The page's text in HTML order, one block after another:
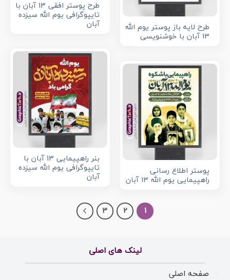
طرح لایه باز پوستر یوم الله
13 آبان با خوشنویسی
طرح پوستر افقی 13 آبان با
تایپوگرافی یوم الله سیزده
آبان
بنر راهپیمایی 13 آبان با
تایپوگرافی یوم الله سیزده
آبان
پوستر اطلاع رسانی
راهپیمایی یوم الله 13 آبان
1
2
3
لینک های اصلی
صفحه اصلی